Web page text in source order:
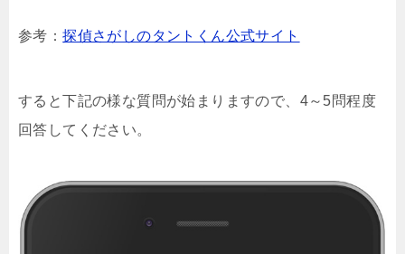
参考：探偵さがしのタントくん公式サイト
すると下記の様な質問が始まりますので、4～5問程度
回答してください。